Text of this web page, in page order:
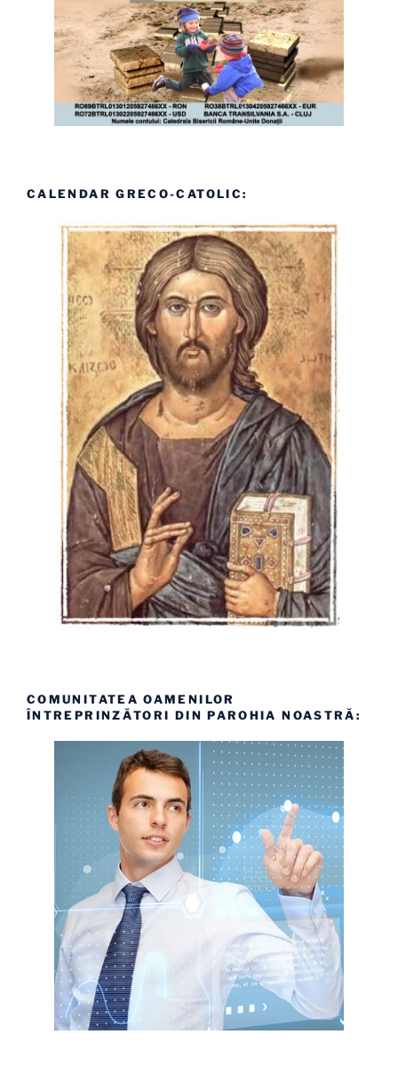
CALENDAR GRECO-CATOLIC:
COMUNITATEA OAMENILOR
ÎNTREPRINZĂTORI DIN PAROHIA NOASTRĂ: